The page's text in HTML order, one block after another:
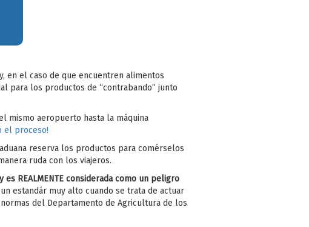
en el caso de que encuentren alimentos
para los productos de “contrabando” junto
mismo aeropuerto hasta la máquina
el proceso!
reserva los productos para comérselos
ruda con los viajeros.
es REALMENTE considerada como un peligro
un estandár muy alto cuando se trata de actuar
del Departamento de Agricultura de los